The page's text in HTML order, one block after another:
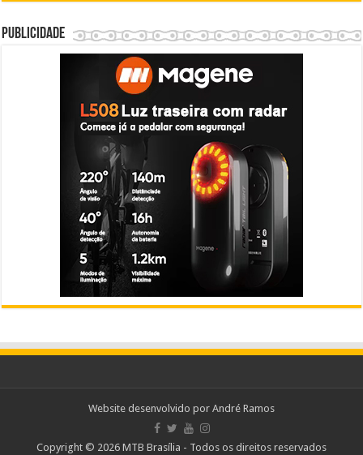
Publicidade
Website desenvolvido por André Ramos
Copyright © 2026 MTB Brasília - Todos os direitos reservados